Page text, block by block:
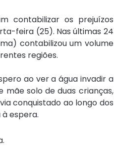
contabilizar os prejuízos
feira (25). Nas últimas 24
contabilizou um volume
regiões.
ao ver a água invadir a
mãe solo de duas crianças,
conquistado ao longo dos
espera.